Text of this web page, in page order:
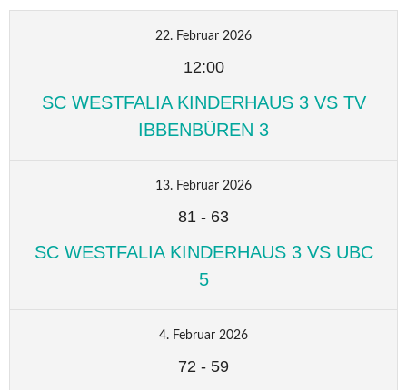
22. Februar 2026
12:00
SC WESTFALIA KINDERHAUS 3 VS TV
IBBENBÜREN 3
13. Februar 2026
81 - 63
SC WESTFALIA KINDERHAUS 3 VS UBC
5
4. Februar 2026
72 - 59